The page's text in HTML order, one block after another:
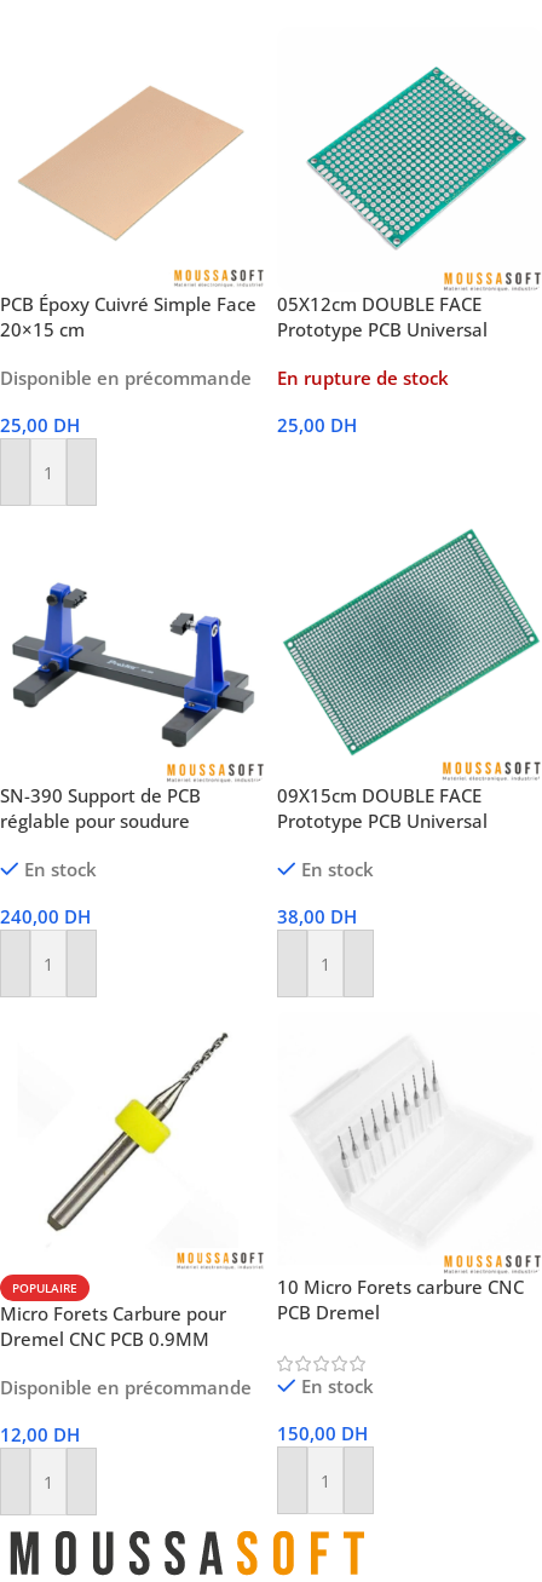
PCB Époxy Cuivré Simple Face
20×15 cm
Disponible en précommande
25,00 DH
Ajouter Au Panier
05X12cm DOUBLE FACE
Prototype PCB Universal
En rupture de stock
25,00 DH
SN-390 Support de PCB
réglable pour soudure
En stock
240,00 DH
Ajouter Au Panier
09X15cm DOUBLE FACE
Prototype PCB Universal
En stock
38,00 DH
Ajouter Au Panier
POPULAIRE
Micro Forets Carbure pour
Dremel CNC PCB 0.9MM
Disponible en précommande
12,00 DH
Ajouter Au Panier
10 Micro Forets carbure CNC
PCB Dremel
En stock
150,00 DH
Ajouter Au Panier